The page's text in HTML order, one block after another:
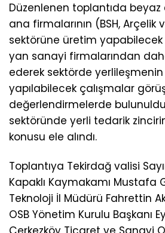
Düzenlenen toplantıda
ana firmalarının (BSH, Arçelik
sektörüne üretim
yan sanayi firmalarından
ederek sektörde yerlileşmenin
yapılabilecek çalışmalar
değerlendirmelerde
sektöründe yerli tedarik
konusu ele alındı.
Toplantıya Tekirdağ valisi
Kapaklı Kaymakamı Mustafa
Teknoloji İl Müdürü Fahrettin
OSB Yönetim Kurulu Başkanı